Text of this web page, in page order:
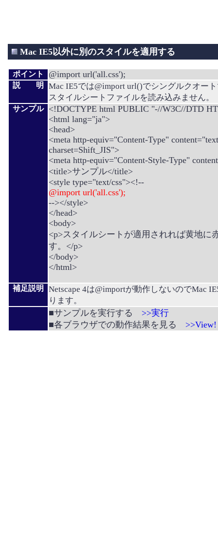
Mac IE5以外に別のスタイルを適用する
ポイント @import url('all.css');
説 明
Mac IE5では@import url()でシングルクオー
スタイルシートファイルを読み込みません。
サンプル
<!DOCTYPE html PUBLIC "-//W3C//DTD
<html lang="ja">
<head>
<meta http-equiv="Content-Type"
charset=Shift_JIS">
<meta http-equiv="Content-Style-Type"
<title>サンプル</title>
<style type="text/css"><!--
@import url('all.css');
--></style>
</head>
<body>
<p>スタイルシートが適用されれば黄地に
す。</p>
</body>
</html>
補足説明
Netscape 4は@importが動作しないのでMac
ります。
■サンプルを実行する >>実行
■各ブラウザでの動作結果を見る >>View!